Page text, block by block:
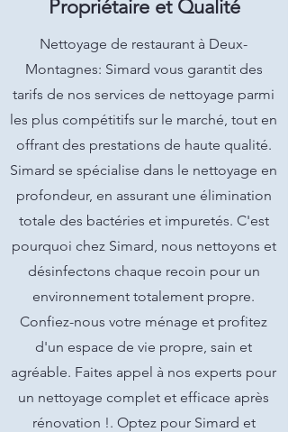
Propriétaire et Qualité
Nettoyage de restaurant à Deux-
Montagnes: Simard vous garantit des
tarifs de nos services de nettoyage parmi
les plus compétitifs sur le marché, tout en
offrant des prestations de haute qualité.
Simard se spécialise dans le nettoyage en
profondeur, en assurant une élimination
totale des bactéries et impuretés. C'est
pourquoi chez Simard, nous nettoyons et
désinfectons chaque recoin pour un
environnement totalement propre.
Confiez-nous votre ménage et profitez
d'un espace de vie propre, sain et
agréable. Faites appel à nos experts pour
un nettoyage complet et efficace après
rénovation !. Optez pour Simard et